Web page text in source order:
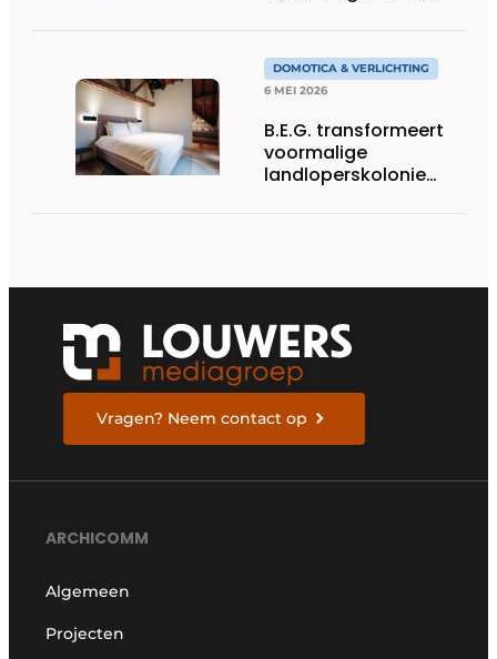
DOMOTICA & VERLICHTING
6 MEI 2026
B.E.G. transformeert
voormalige
landloperskolonie
Vragen? Neem contact op
ARCHICOMM
Algemeen
Projecten